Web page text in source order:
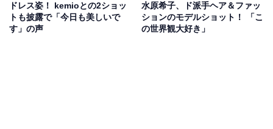
ドレス姿！ kemioとの2ショッ
トも披露で「今日も美しいで
す」の声
水原希子、ド派手ヘア＆ファッ
ションのモデルショット！ 「こ
の世界観大好き」